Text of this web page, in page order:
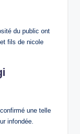
du public ont
fils de nicole
une telle
infondée.